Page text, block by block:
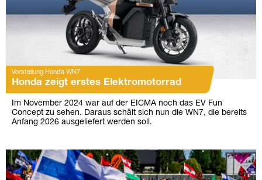
Vorstellung Honda WN7
Honda zeigt erstes Elektromotorrad
Im November 2024 war auf der EICMA noch das EV Fun
Concept zu sehen. Daraus schält sich nun die WN7, die bereits
Anfang 2026 ausgeliefert werden soll.